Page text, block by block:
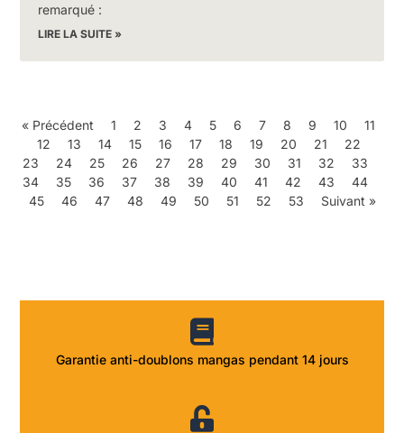
remarqué :
LIRE LA SUITE »
« Précédent 1 2 3 4 5 6 7 8 9 10
11
12
13 14 15 16 17 18 19 20 21
22
23
24 25 26 27 28 29 30 31 32
33
34
35 36 37 38 39 40 41 42 43
44
45
46 47 48 49 50 51 52 53 Suivant »
Garantie anti-doublons mangas pendant 14 jours